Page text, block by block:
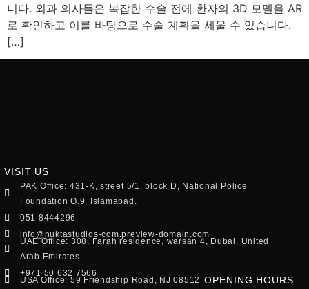
니다. 외과 의사들은 복잡한 수술 전에 환자의 3D 모델을 AR
로 확인하고 이를 바탕으로 수술 계획을 세울 수 있습니다.
[…]
VISIT US
PAK Office: 431-K, street 5/1, block D, National Police
Foundation O.9, Islamabad.
051 8444296
info@nuktastudios-com.preview-domain.com
UAE Office: 308, Farah residence, warsan 4, Dubai, United
Arab Emirates
+971 50 632 7566
USA Office: 59 Friendship Road, NJ 08512 OPENING HOURS